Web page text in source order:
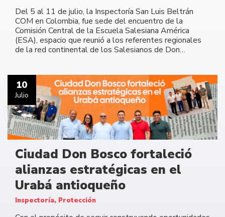
Del 5 al 11 de julio, la Inspectoría San Luis Beltrán
COM en Colombia, fue sede del encuentro de la
Comisión Central de la Escuela Salesiana América
(ESA), espacio que reunió a los referentes regionales
de la red continental de los Salesianos de Don…
10
Julio
Ciudad Don Bosco fortaleció
alianzas estratégicas en el
Urabá antioqueño
Inspectoría, Protección